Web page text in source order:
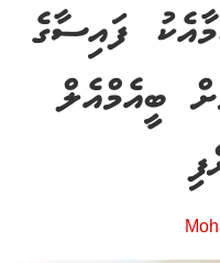
ފައިސާގެ
ބީއެމްއެލް